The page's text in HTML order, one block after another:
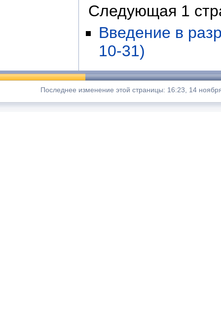
Следующая 1
Введение в
10-31)
Последнее изменение этой страницы: 16:23, 14